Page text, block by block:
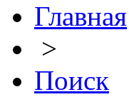
Главная
>
Поиск